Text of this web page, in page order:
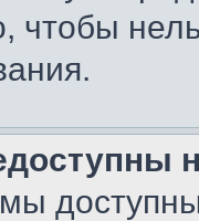
чтобы